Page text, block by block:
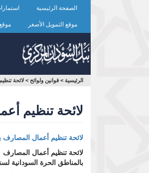
الصفحة الرئيسية
موقع التمويل الأصغر
أنت
الرئيسية > قوانين ولوائح > لائحة
لائحة تنظيم
لائحة تنظيم أعمال المصارف
لائحة تنظيم أعمال المصارف
بالمناطق الحرة السودانية لسنة